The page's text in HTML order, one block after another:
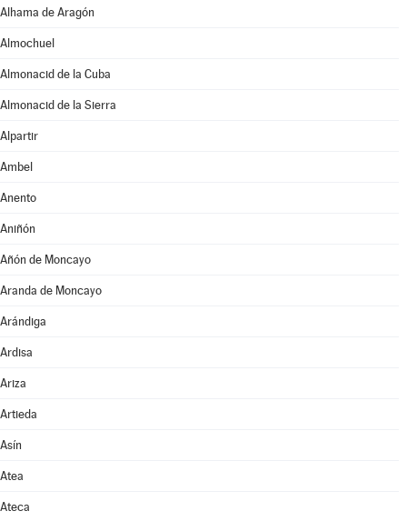
Alhama de Aragón
Almochuel
Almonacid de la Cuba
Almonacid de la Sierra
Alpartir
Ambel
Anento
Aniñón
Añón de Moncayo
Aranda de Moncayo
Arándiga
Ardisa
Ariza
Artieda
Asín
Atea
Ateca